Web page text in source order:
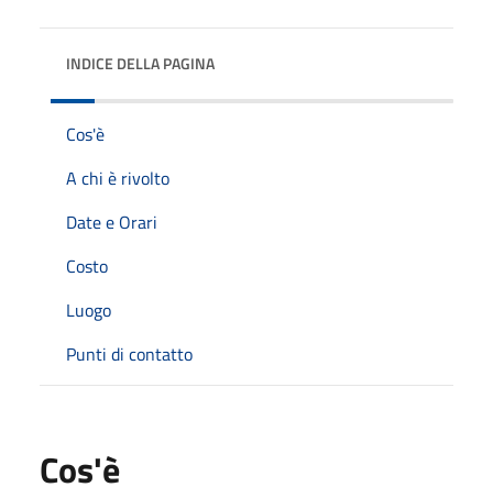
INDICE DELLA PAGINA
Cos'è
A chi è rivolto
Date e Orari
Costo
Luogo
Punti di contatto
Cos'è